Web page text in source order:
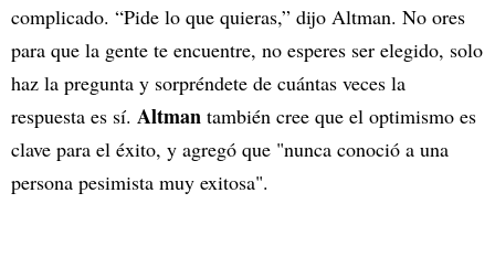
complicado. “Pide lo que quieras,” dijo Altman. No ores
para que la gente te encuentre, no esperes ser elegido, solo
haz la pregunta y sorpréndete de cuántas veces la
respuesta es sí. Altman también cree que el optimismo es
clave para el éxito, y agregó que "nunca conoció a una
persona pesimista muy exitosa".